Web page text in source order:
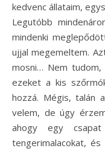
kedvenc állataim,
Legutóbb
mindenki
ujjal megemeltem.
mosni… Nem
ezeket a kis
hozzá. Mégis, talán
velem, de úgy
ahogy egy
tengerimalacokat,